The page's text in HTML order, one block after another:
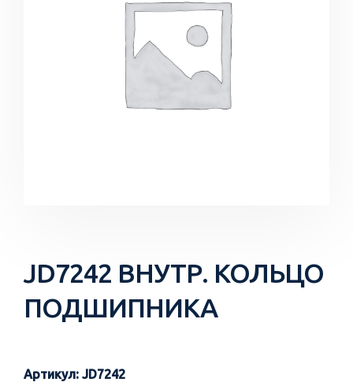
JD7242 ВНУТР. КОЛЬЦО
ПОДШИПНИКА
Артикул: JD7242